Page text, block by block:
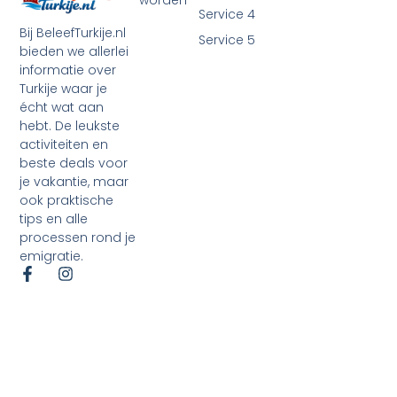
Bij BeleefTurkije.nl
bieden we allerlei
informatie over
Turkije waar je
écht wat aan
hebt. De leukste
activiteiten en
beste deals voor
je vakantie, maar
ook praktische
tips en alle
processen rond je
emigratie.
Service 4
Service 5